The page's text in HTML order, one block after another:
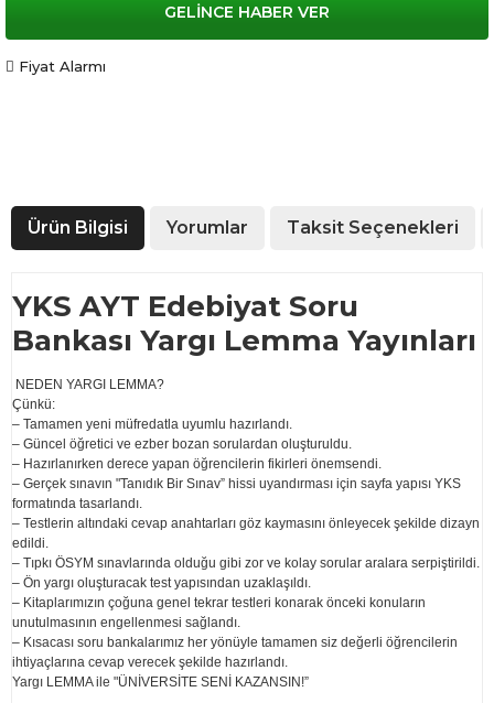
GELİNCE HABER VER
Fiyat Alarmı
Ürün Bilgisi Yorumlar Taksit Seçenekleri
YKS AYT Edebiyat Soru
Bankası Yargı Lemma Yayınları
NEDEN YARGI LEMMA?
Çünkü:
– Tamamen yeni müfredatla uyumlu hazırlandı.
– Güncel öğretici ve ezber bozan sorulardan oluşturuldu.
– Hazırlanırken derece yapan öğrencilerin fikirleri önemsendi.
– Gerçek sınavın "Tanıdık Bir Sınav” hissi uyandırması için sayfa yapısı YKS
formatında tasarlandı.
– Testlerin altındaki cevap anahtarları göz kaymasını önleyecek şekilde dizayn
edildi.
– Tıpkı ÖSYM sınavlarında olduğu gibi zor ve kolay sorular aralara serpiştirildi.
– Ön yargı oluşturacak test yapısından uzaklaşıldı.
– Kitaplarımızın çoğuna genel tekrar testleri konarak önceki konuların
unutulmasının engellenmesi sağlandı.
– Kısacası soru bankalarımız her yönüyle tamamen siz değerli öğrencilerin
ihtiyaçlarına cevap verecek şekilde hazırlandı.
Yargı LEMMA ile "ÜNİVERSİTE SENİ KAZANSIN!”